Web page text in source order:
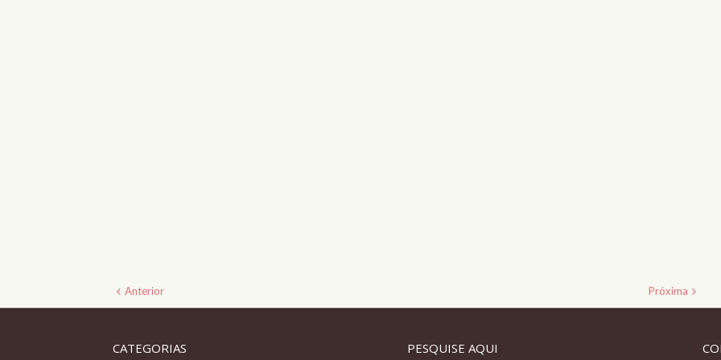
Anterior Próxima
CATEGORIAS PESQUISE AQUI